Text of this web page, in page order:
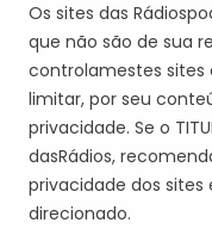
Os sites das Rádios
que não são de sua
controlamestes sites
limitar, por seu
privacidade. Se o
dasRádios,
privacidade dos
direcionado.